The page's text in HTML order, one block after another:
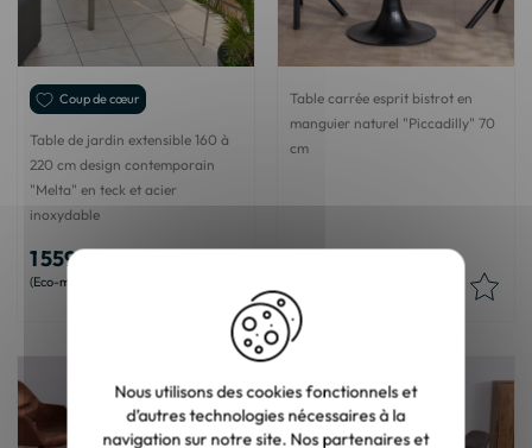
Coup de cœur
Table de jardin extensible 160 à
220 cm design contemporain
"Melta" en teck et acier
inoxydable
1 559,50 €
Table carrée esprit bistrot en
manguier naturel "Piccadilly" 70
cm
350,00 €
Nous utilisons des cookies fonctionnels et
d’autres technologies nécessaires à la
navigation sur notre site. Nos partenaires et